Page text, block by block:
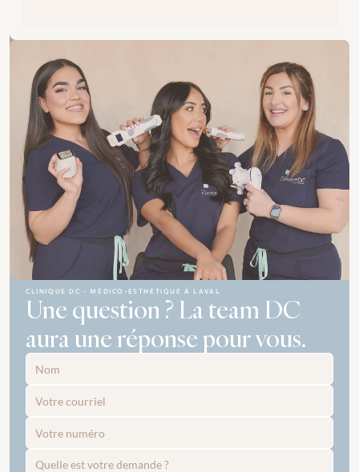
CLINIQUE DC - MÉDICO-ESTHÉTIQUE À LAVAL
Une question ? La team DC
aura une réponse pour vous.